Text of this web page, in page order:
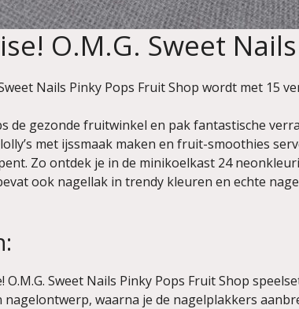
O.M.G. Sweet
Sweet Nails Pinky Pops Fruit Shop wordt met
de gezonde fruitwinkel en pak fantastische
met ijssmaak maken en fruit-smoothies
Zo ontdek je in de minikoelkast 24
ook nagellak in trendy kleuren en echte
O.M.G. Sweet Nails Pinky Pops Fruit Shop
nagelontwerp, waarna je de nagelplakkers